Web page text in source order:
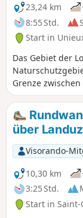
23,24 km
8:55 Std.
Start in
Das Gebiet der
Grenze
besticht durch
seinen
seine
über
Visorando-
10,30 km
3:25 Std.
Start in Saint-